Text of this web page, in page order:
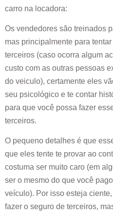
carro na locadora:
Os vendedores são treinados
mas principalmente para
terceiros (caso ocorra algum
custo com as outras pessoas
do veiculo), certamente eles
seu psicológico e te contar
para que você possa fazer
terceiros.
O pequeno detalhes é que
que eles tente te provar ao
costuma ser muito caro (em
ser o mesmo do que você
veículo). Por isso esteja
fazer o seguro de terceiros,